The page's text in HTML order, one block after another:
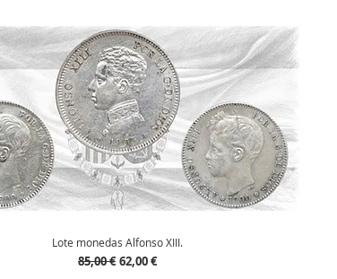
Vista rápida
Lote monedas Alfonso XIII.
Precio
85,00 € Precio de oferta
62,00 €